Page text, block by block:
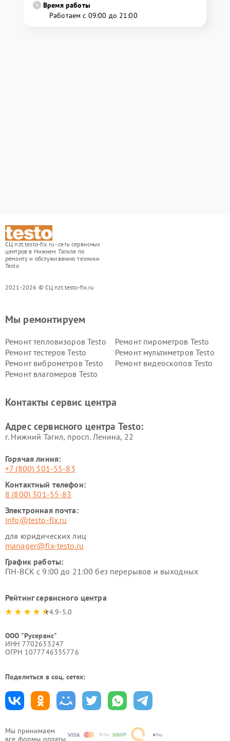
Время работы
Работаем с 09:00 до 21:00
СЦ nzt.testo-fix.ru - сеть сервисных
центров в Нижнем Тагиле по
ремонту и обслуживанию техники
Testo
2021-2026 © СЦ nzt.testo-fix.ru
Мы принимаем
все формы оплаты
Мы ремонтируем
Ремонт тепловизоров Testo
Ремонт пирометров Testo
Ремонт тестеров Testo
Ремонт мультиметров Testo
Ремонт виброметров Testo
Ремонт видеоскопов Testo
Ремонт влагомеров Testo
Контакты сервис центра
Адрес сервисного центра Testo:
г. Нижний Тагил, просп. Ленина, 22
Горячая линия:
+7 (800) 301-55-83
Контактный телефон:
8 (800) 301-55-83
Электронная почта:
info@testo-fix.ru
для юридических лиц
manager@fix-testo.ru
График работы:
ПН-ВСК с 9:00 до 21:00 без перерывов и выходных
Рейтинг сервисного центра
4.9-5.0
ООО "Русервис"
ИНН 7702633247
ОГРН 1077746335776
Поделиться в соц. сетях: